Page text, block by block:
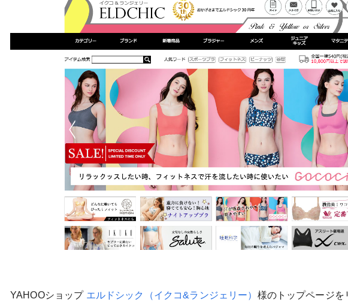
YAHOOショップ エルドシック（イクコ&ランジェリー） 様のトップページを